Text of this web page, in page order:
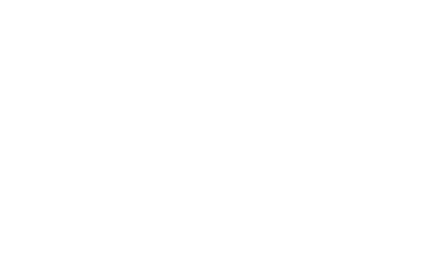
po zaslonu.